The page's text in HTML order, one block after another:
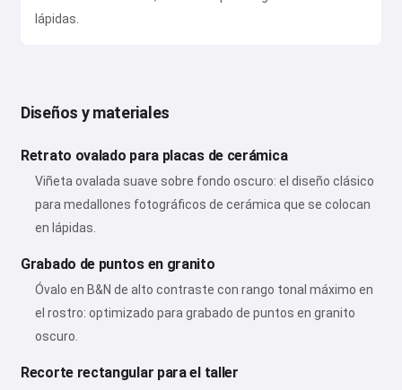
lápidas.
Diseños y materiales
Retrato ovalado para placas de cerámica
Viñeta ovalada suave sobre fondo oscuro: el diseño clásico
para medallones fotográficos de cerámica que se colocan
en lápidas.
Grabado de puntos en granito
Óvalo en B&N de alto contraste con rango tonal máximo en
el rostro: optimizado para grabado de puntos en granito
oscuro.
Recorte rectangular para el taller